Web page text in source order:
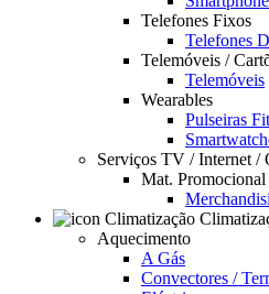
Telefones Fixos
Telefones
Telemóveis /
Telemóveis
Wearables
Pulseiras
Serviços TV / Internet /
Mat.
Aquecimento
A Gás
Convectores /